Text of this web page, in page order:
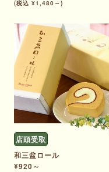
(税込 ¥1,480～)
店頭受取
和三盆ロール
¥920～